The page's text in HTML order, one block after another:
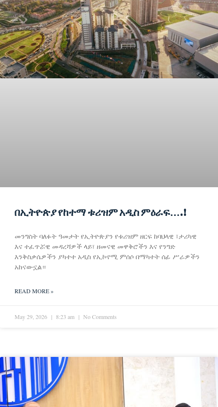
በኢትዮጵያ የከተማ ቱሪዝም አዲስ ምዕራፍ….!
መንግስት ባለፉት ዓመታት የኢትዮጵያን የቱሪዝም ዘርፍ ከባህላዊ ፣ታሪካዊ
እና ተፈጥሯዊ መዳረሻዎች ላይ፣ ዘመናዊ መዋቅሮችን እና የንግድ
እንቅስቃሴዎችን ያካተተ አዲስ የኢኮኖሚ ምሰሶ በማካተት ሰፊ ሥራዎችን
አከናውኗል።
READ MORE »
May 29, 2026 8:23 am No Comments